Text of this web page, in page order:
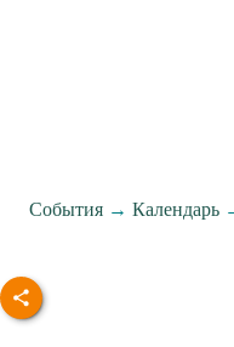
События→ Календарь